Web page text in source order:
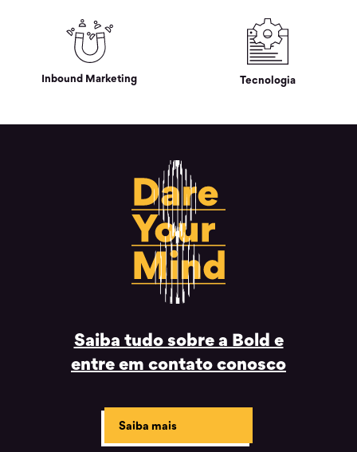
Inbound Marketing Tecnologia
Saiba tudo sobre a Bold e
entre em contato conosco
Saiba mais